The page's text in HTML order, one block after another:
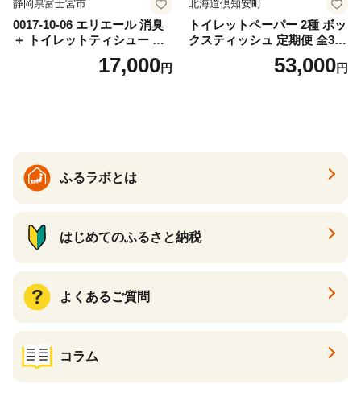
静岡県富士宮市
0017-10-06 エリエール 消臭
＋ トイレットティシュー し
っかり香るフレッシュクリア
の香り ダブル 12ロール×6パ
17,000円
北海道倶知安町
トイレットペーパー 2種 ボッ
クスティッシュ 定期便 全3
回 日本製 まとめ買い 防災
常備品 日用雑貨 消耗品 生活
53,000円
ふるラボとは
はじめてのふるさと納税
よくあるご質問
コラム